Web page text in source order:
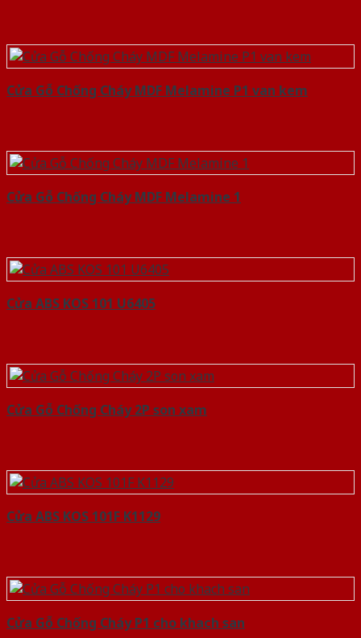
Cửa Gỗ Chống Cháy MDF Melamine P1 van kem
Cửa Gỗ Chống Cháy MDF Melamine 1
Cửa ABS KOS 101 U6405
Cửa Gỗ Chống Cháy 2P son xam
Cửa ABS KOS 101F K1129
Cửa Gỗ Chống Cháy P1 cho khach san